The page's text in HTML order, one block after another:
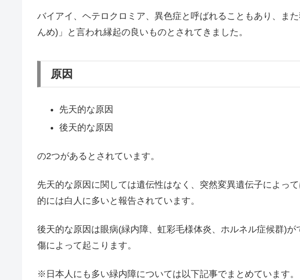
バイアイ、ヘテロクロミア、異色症と呼ばれることもあり、ま
んめ)」と言われ縁起の良いものとされてきました。
原因
先天的な原因
後天的な原因
の2つがあるとされています。
先天的な原因に関しては遺伝性はなく、突然変異遺伝子によっ
的には白人に多いと報告されています。
後天的な原因は眼病(緑内障、虹彩毛様体炎、ホルネル症候群)
傷によって起こります。
※日本人にも多い緑内障については以下記事でまとめています。